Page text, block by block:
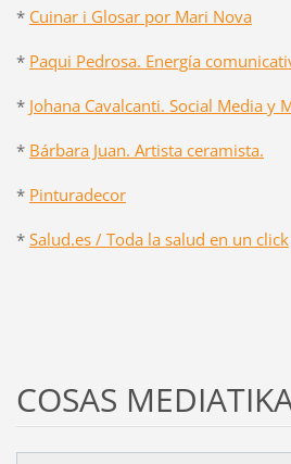
* Cuinar i Glosar por Mari Nova
* Paqui Pedrosa. Energía
* Johana Cavalcanti. Social Media y
* Bárbara Juan. Artista ceramista.
* Pinturadecor
* Salud.es / Toda la salud en un click
COSAS